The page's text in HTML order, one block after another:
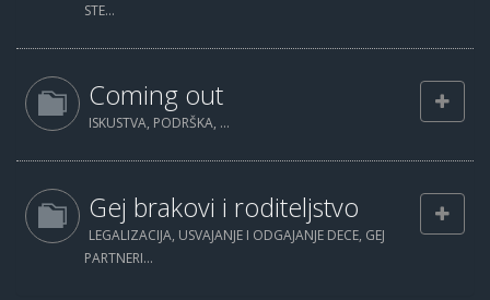
STE...
Coming out
ISKUSTVA, PODRŠKA, ...
Gej brakovi i roditeljstvo
LEGALIZACIJA, USVAJANJE I ODGAJANJE DECE, GEJ
PARTNERI...